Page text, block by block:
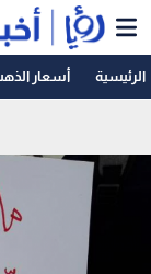
الرئيسية أسعار